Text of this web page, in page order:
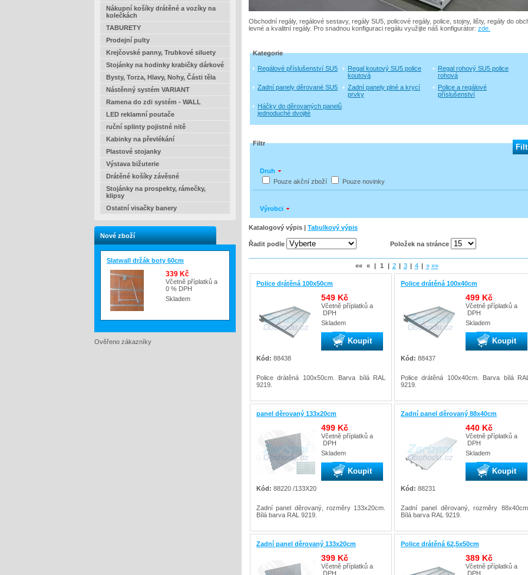
Nákupní košíky drátěné a vozíky na
kolečkách
TABURETY
Prodejní pulty
Krejčovské panny, Trubkové siluety
Stojánky na hodinky krabičky dárkové
Bysty, Torza, Hlavy, Nohy, Části těla
Nástěnný systém VARIANT
Ramena do zdi systém - WALL
LED reklamní poutače
ruční splinty pojistné nitě
Kabinky na převlékání
Plastové stojanky
Výstava bižuterie
Drátěné košíky závěsné
Stojánky na prospekty, rámečky,
klipsy
Ostatní visačky banery
Nové zboží
Slatwall držák boty 60cm
339 Kč
Včetně příplatků a
0 % DPH
Skladem
Ověřeno zákazníky
Obchodní regály, regálové sestavy, regály SU5, policové regály, police, stojny, lišty, regály do
levné a kvalitní regály. Pro snadnou konfiguraci regálu využijte náš konfigurátor: zde.
Kategorie
Regálové příslušenství SU5
Regal koutový SU5 police
koutová
Regal rohový SU5 police
rohová
Zadní panely děrované SU5
Zadní panely plné a krycí
prvky
Police a regálové
příslušenství
Háčky do děrovaných panelů
jednoduché dvojité
Filtr
Druh
Pouze akční zboží
Pouze novinky
Výrobci
Katalogový výpis | Tabulkový výpis
Řadit podle Položek na stránce
«« « | 1 | 2 | 3 | 4 | » »»
Police drátěná 100x50cm
549 Kč
Včetně příplatků a
DPH
Skladem
Koupit
Kód: 88438
Police drátěná 100x50cm. Barva bílá RAL
9219.
Police drátěná 100x40cm
499 Kč
Včetně příplatků a
DPH
Skladem
Koupit
Kód: 88437
Police drátěná 100x40cm. Barva bílá
9219.
panel děrovaný 133x20cm
499 Kč
Včetně příplatků a
DPH
Skladem
Koupit
Kód: 88220 /133X20
Zadní panel děrovaný, rozměry 133x20cm.
Bílá barva RAL 9219.
Zadní panel děrovaný 88x40cm
440 Kč
Včetně příplatků a
DPH
Skladem
Koupit
Kód: 88231
Zadní panel děrovaný, rozměry
Bílá barva RAL 9219.
Zadní panel děrovaný 133x20cm
399 Kč
Včetně příplatků a
DPH
Police drátěná 62,5x50cm
389 Kč
Včetně příplatků a
DPH